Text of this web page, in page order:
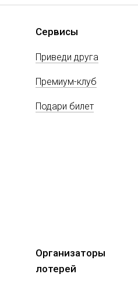
Сервисы
Приведи друга
Премиум-клуб
Подари билет
Организаторы
лотерей